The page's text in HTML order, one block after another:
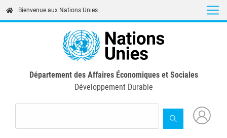
content
Bienvenue aux Nations Unies
Département des Affaires Économiques et Sociales
Développement Durable